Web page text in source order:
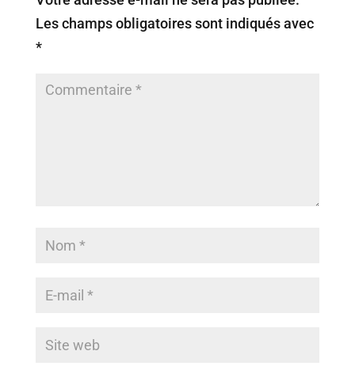
Les champs obligatoires sont indiqués avec
*